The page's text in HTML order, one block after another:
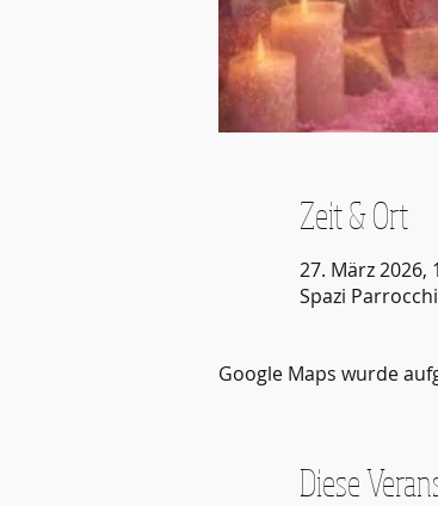
Zeit & Ort
27. März 2026,
Spazi
Google Maps wurde
Diese